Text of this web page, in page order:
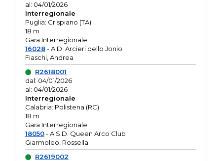
al: 04/01/2026
Interregionale
Puglia: Crispiano (TA)
18 m
Gara Interregionale
16028- A.D. Arcieri dello Jonio
Fiaschi, Andrea
R2618001
dal: 04/01/2026
al: 04/01/2026
Interregionale
Calabria: Polistena (RC)
18 m
Gara Interregionale
18050- A.S.D. Queen Arco Club
Giarmoleo, Rossella
R2619002